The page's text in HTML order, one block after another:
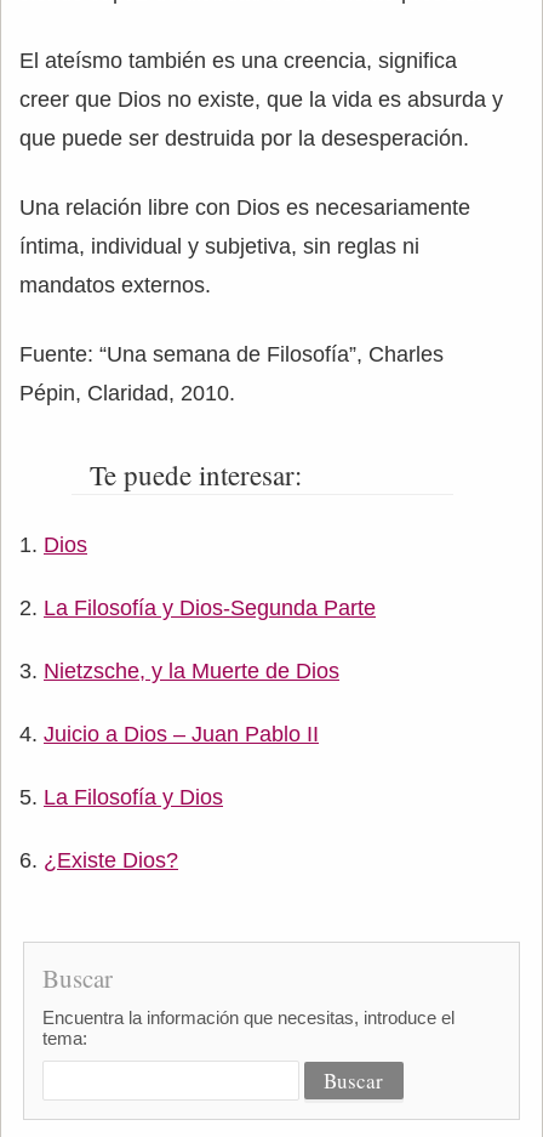
El ateísmo también es una creencia, significa
creer que Dios no existe, que la vida es absurda y
que puede ser destruida por la desesperación.
Una relación libre con Dios es necesariamente
íntima, individual y subjetiva, sin reglas ni
mandatos externos.
Fuente: “Una semana de Filosofía”, Charles
Pépin, Claridad, 2010.
Te puede interesar:
Dios
La Filosofía y Dios-Segunda Parte
Nietzsche, y la Muerte de Dios
Juicio a Dios – Juan Pablo II
La Filosofía y Dios
¿Existe Dios?
Buscar
Encuentra la información que necesitas, introduce el
tema: